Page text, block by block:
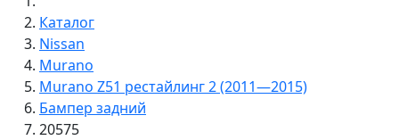
Каталог
Nissan
Murano
Murano Z51 рестайлинг 2 (2011—2015)
Бампер задний
20575